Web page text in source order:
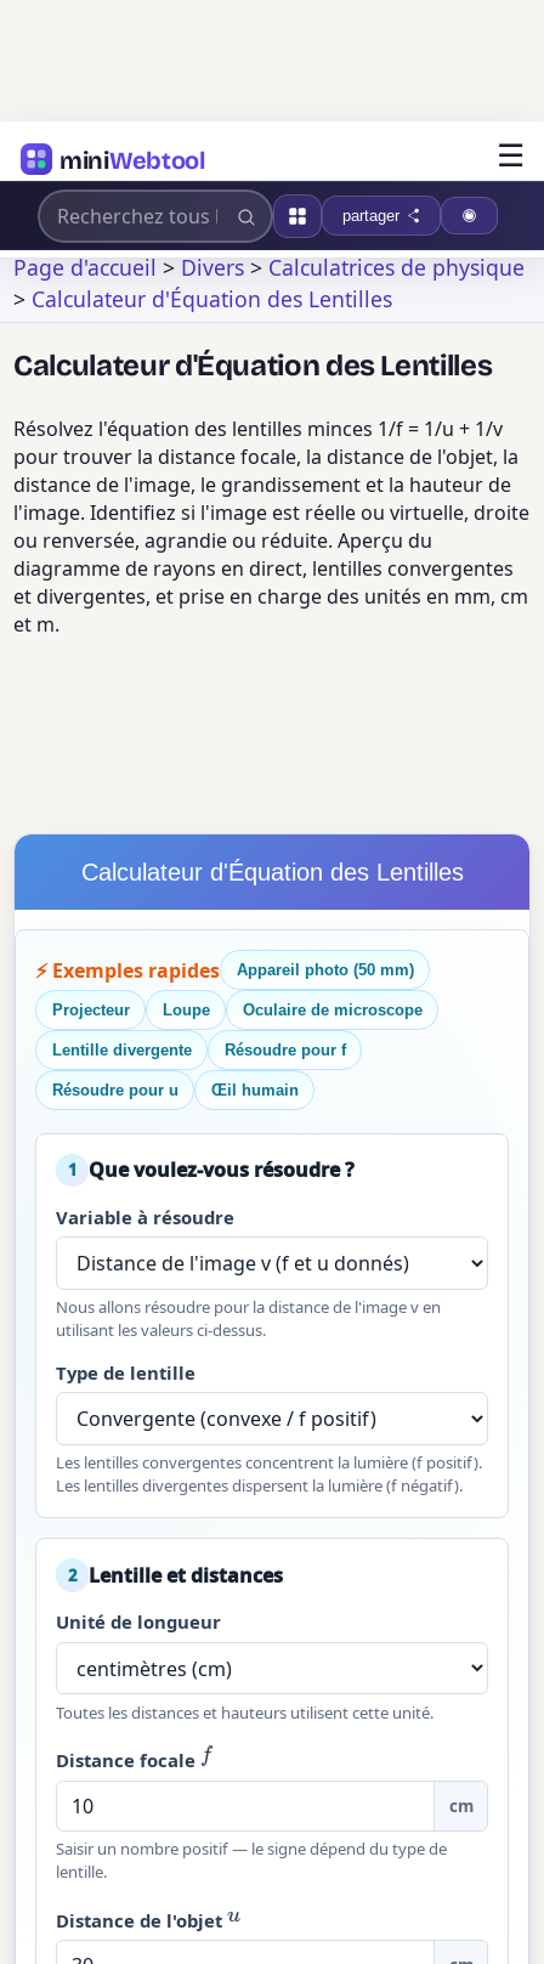
miniWebtool ☰
partager
Page d'accueil>Divers>Calculatrices de physique
> Calculateur d'Équation des Lentilles
Calculateur d'Équation des Lentilles
Résolvez l'équation des lentilles minces 1/f = 1/u + 1/v
pour trouver la distance focale, la distance de l'objet, la
distance de l'image, le grandissement et la hauteur de
l'image. Identifiez si l'image est réelle ou virtuelle, droite
ou renversée, agrandie ou réduite. Aperçu du
diagramme de rayons en direct, lentilles convergentes
et divergentes, et prise en charge des unités en mm, cm
et m.
Calculateur d'Équation des Lentilles
⚡ Exemples rapides Appareil photo (50 mm)
Projecteur Loupe Oculaire de microscope
Lentille divergente Résoudre pour f
Résoudre pour u Œil humain
1 Que voulez-vous résoudre ?
Variable à résoudre
Nous allons résoudre pour la distance de l'image v en
utilisant les valeurs ci-dessus.
Type de lentille
Les lentilles convergentes concentrent la lumière (f positif).
Les lentilles divergentes dispersent la lumière (f négatif).
2 Lentille et distances
Unité de longueur
Toutes les distances et hauteurs utilisent cette unité.
Distance focale f
cm
Saisir un nombre positif — le signe dépend du type de
lentille.
Distance de l'objetu